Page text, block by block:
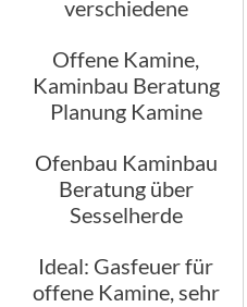
verschiedene
Offene Kamine,
Kaminbau Beratung
Planung Kamine
Ofenbau Kaminbau
Beratung über
Sesselherde
Ideal: Gasfeuer für
offene Kamine, sehr